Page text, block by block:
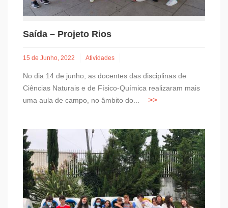
Saída – Projeto Rios
15 de Junho, 2022 Atividades
No dia 14 de junho, as docentes das disciplinas de
Ciências Naturais e de Físico-Química realizaram mais
uma aula de campo, no âmbito do...